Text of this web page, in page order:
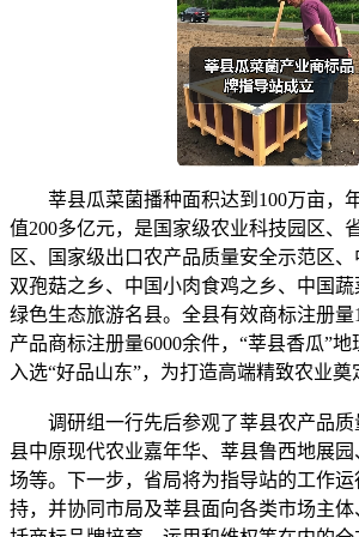
莘县瓜菜菌播种面积达到100万亩，
值200多亿元，是国家级农业科技园区、
区、国家级出口农产品质量安全示范区
双孢菇之乡、中国小肉食鸡之乡、中国
绿色生态旅游名县。全县有效商标注册量
产品商标注册量6000余件，“莘县香瓜”
入选“好品山东”，为打造高端精致农业奠
调研组一行先后参观了莘县农产品质
县中原现代农业嘉年华、莘县鲁西地展
场等。下一步，省局将为指导站的工作
持，并协同市局及莘县面向各类市场主